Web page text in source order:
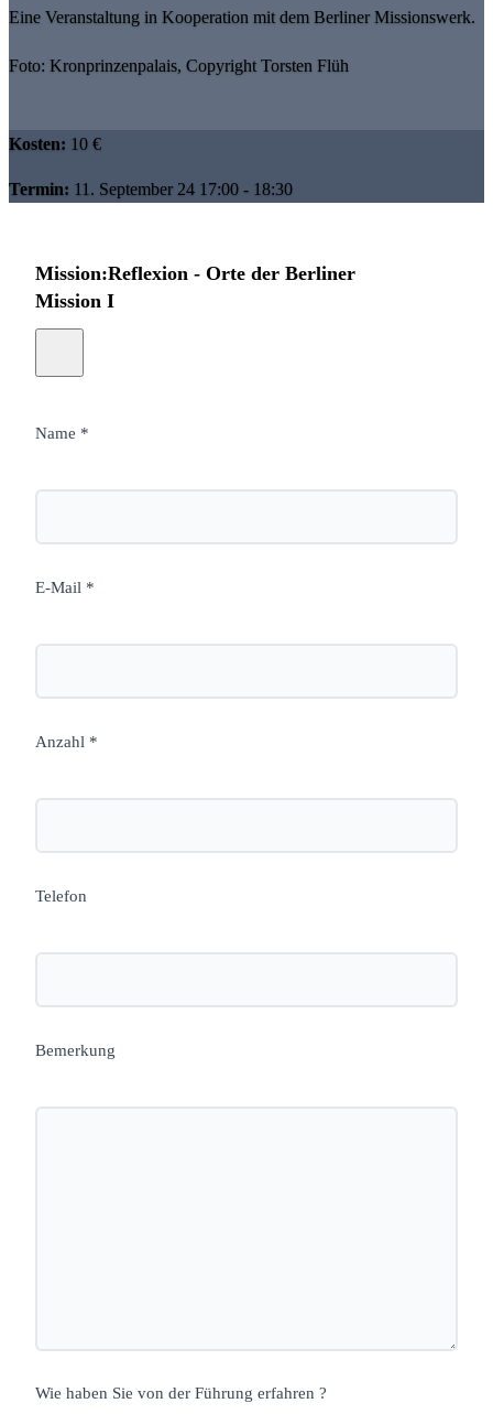
Eine Veranstaltung in Kooperation mit dem Berliner Missionswerk.
Foto: Kronprinzenpalais, Copyright Torsten Flüh
Kosten: 10 €
Termin: 11. September 24 17:00 - 18:30
Mission:Reflexion - Orte der Berliner
Mission I
Name *
E-Mail *
Anzahl *
Telefon
Bemerkung
Wie haben Sie von der Führung erfahren ?